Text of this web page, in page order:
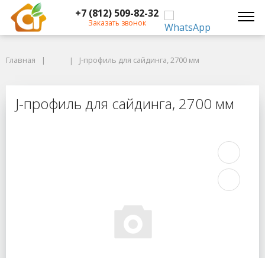
+7 (812) 509-82-32
Заказать звонок
J-профиль для сайдинга, 2700 мм
Главная J-профиль для сайдинга, 2700 мм
J-профиль для сайдинга, 2700 мм